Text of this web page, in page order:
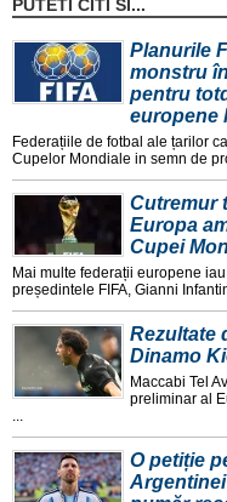
PUTETI CITI SI...
Planurile
monstru
pentru
europene
Federațiile de fotbal ale țarilor
Cupelor Mondiale in semn de
Cutremur
Europa
Cupei
Mai multe federații europene
președintele FIFA, Gianni
Rezultate
Dinamo
Maccabi Tel
preliminar al
...
O petiție